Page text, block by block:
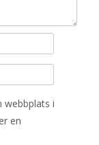
webbplats i
en